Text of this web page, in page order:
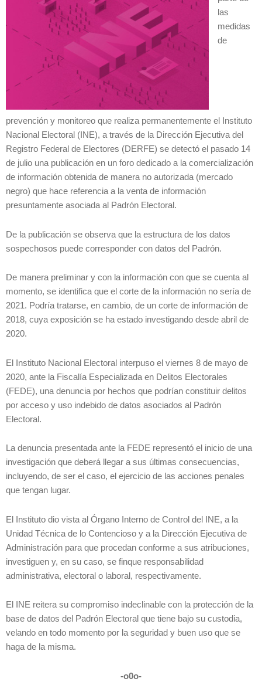
las
medidas
de
prevención y monitoreo que realiza permanentemente el Instituto
Nacional Electoral (INE), a través de la Dirección Ejecutiva del
Registro Federal de Electores (DERFE) se detectó el pasado 14
de julio una publicación en un foro dedicado a la comercialización
de información obtenida de manera no autorizada (mercado
negro) que hace referencia a la venta de información
presuntamente asociada al Padrón Electoral.
De la publicación se observa que la estructura de los datos
sospechosos puede corresponder con datos del Padrón.
De manera preliminar y con la información con que se cuenta al
momento, se identifica que el corte de la información no sería de
2021. Podría tratarse, en cambio, de un corte de información de
2018, cuya exposición se ha estado investigando desde abril de
2020.
El Instituto Nacional Electoral interpuso el viernes 8 de mayo de
2020, ante la Fiscalía Especializada en Delitos Electorales
(FEDE), una denuncia por hechos que podrían constituir delitos
por acceso y uso indebido de datos asociados al Padrón
Electoral.
La denuncia presentada ante la FEDE representó el inicio de una
investigación que deberá llegar a sus últimas consecuencias,
incluyendo, de ser el caso, el ejercicio de las acciones penales
que tengan lugar.
El Instituto dio vista al Órgano Interno de Control del INE, a la
Unidad Técnica de lo Contencioso y a la Dirección Ejecutiva de
Administración para que procedan conforme a sus atribuciones,
investiguen y, en su caso, se finque responsabilidad
administrativa, electoral o laboral, respectivamente.
El INE reitera su compromiso indeclinable con la protección de la
base de datos del Padrón Electoral que tiene bajo su custodia,
velando en todo momento por la seguridad y buen uso que se
haga de la misma.
-o0o-